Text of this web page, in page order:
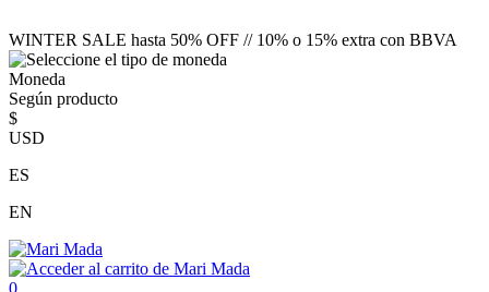
WINTER SALE hasta 50% OFF // 10% o 15% extra con BBVA
Moneda
Según producto
$
USD
ES
EN
0